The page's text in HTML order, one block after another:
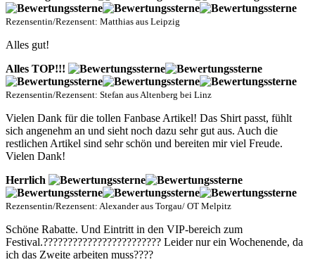
Rezensentin/Rezensent: Matthias aus Leipzig
Alles gut!
Alles TOP!!!
Rezensentin/Rezensent: Stefan aus Altenberg bei Linz
Vielen Dank für die tollen Fanbase Artikel! Das Shirt passt, fühlt
sich angenehm an und sieht noch dazu sehr gut aus. Auch die
restlichen Artikel sind sehr schön und bereiten mir viel Freude.
Vielen Dank!
Herrlich
Rezensentin/Rezensent: Alexander aus Torgau/ OT Melpitz
Schöne Rabatte. Und Eintritt in den VIP-bereich zum
Festival.???????????????????????? Leider nur ein Wochenende, da
ich das Zweite arbeiten muss????